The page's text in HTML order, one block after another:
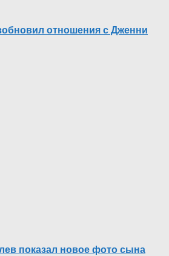
отношения с Дженни
показал новое фото сына